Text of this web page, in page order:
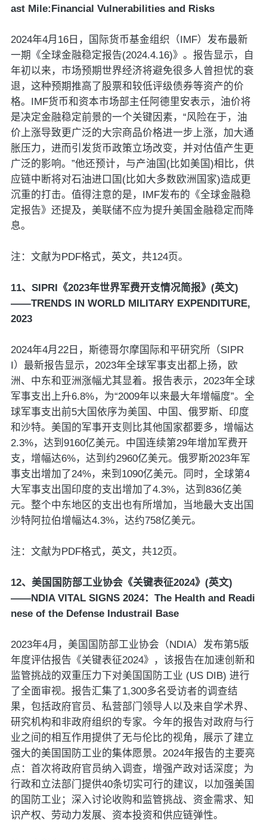
ast Mile:Financial Vulnerabilities and Risks
2024年4月16日，国际货币基金组织（IMF）发布最新
一期《全球金融稳定报告(2024.4.16)》。报告显示，自
年初以来，市场预期世界经济将避免很多人曾担忧的衰
退，这种预期推高了股票和较低评级债券等资产的价
格。IMF货币和资本市场部主任阿德里安表示，油价将
是决定金融稳定前景的一个关键因素，“风险在于，油
价上涨导致更广泛的大宗商品价格进一步上涨，加大通
胀压力，进而引发货币政策立场改变，并对估值产生更
广泛的影响。”他还预计，与产油国(比如美国)相比，供
应链中断将对石油进口国(比如大多数欧洲国家)造成更
沉重的打击。值得注意的是，IMF发布的《全球金融稳
定报告》还提及，美联储不应为提升美国金融稳定而降
息。
注：文献为PDF格式，英文，共124页。
11、SIPRI《2023年世界军费开支情况简报》(英文)
——TRENDS IN WORLD MILITARY EXPENDITURE,
2023
2024年4月22日，斯德哥尔摩国际和平研究所（SIPR
I）最新报告显示，2023年全球军事支出都上扬，欧
洲、中东和亚洲涨幅尤其显着。报告表示，2023年全球
军事支出上升6.8%，为“2009年以来最大年增幅度”。全
球军事支出前5大国依序为美国、中国、俄罗斯、印度
和沙特。美国的军事开支则比其他国家都要多，增幅达
2.3%，达到9160亿美元。中国连续第29年增加军费开
支，增幅达6%，达到约2960亿美元。俄罗斯2023年军
事支出增加了24%，来到1090亿美元。同时，全球第4
大军事支出国印度的支出增加了4.3%，达到836亿美
元。整个中东地区的支出也有所增加，当地最大支出国
沙特阿拉伯增幅达4.3%，达约758亿美元。
注：文献为PDF格式，英文，共12页。
12、美国国防部工业协会《关键表征2024》(英文)
——NDIA VITAL SIGNS 2024：The Health and Readi
nese of the Defense Industrail Base
2023年4月，美国国防部工业协会（NDIA）发布第5版
年度评估报告《关键表征2024》，该报告在加速创新和
监管挑战的双重压力下对美国国防工业 (US DIB) 进行
了全面审视。报告汇集了1,300多名受访者的调查结
果，包括政府官员、私营部门领导人以及来自学术界、
研究机构和非政府组织的专家。今年的报告对政府与行
业之间的相互作用提供了无与伦比的视角，展示了建立
强大的美国国防工业的集体愿景。2024年报告的主要亮
点：首次将政府官员纳入调查，增强产政对话深度；为
行政和立法部门提供40条切实可行的建议，以加强美国
的国防工业；深入讨论收购和监管挑战、资金需求、知
识产权、劳动力发展、资本投资和供应链弹性。